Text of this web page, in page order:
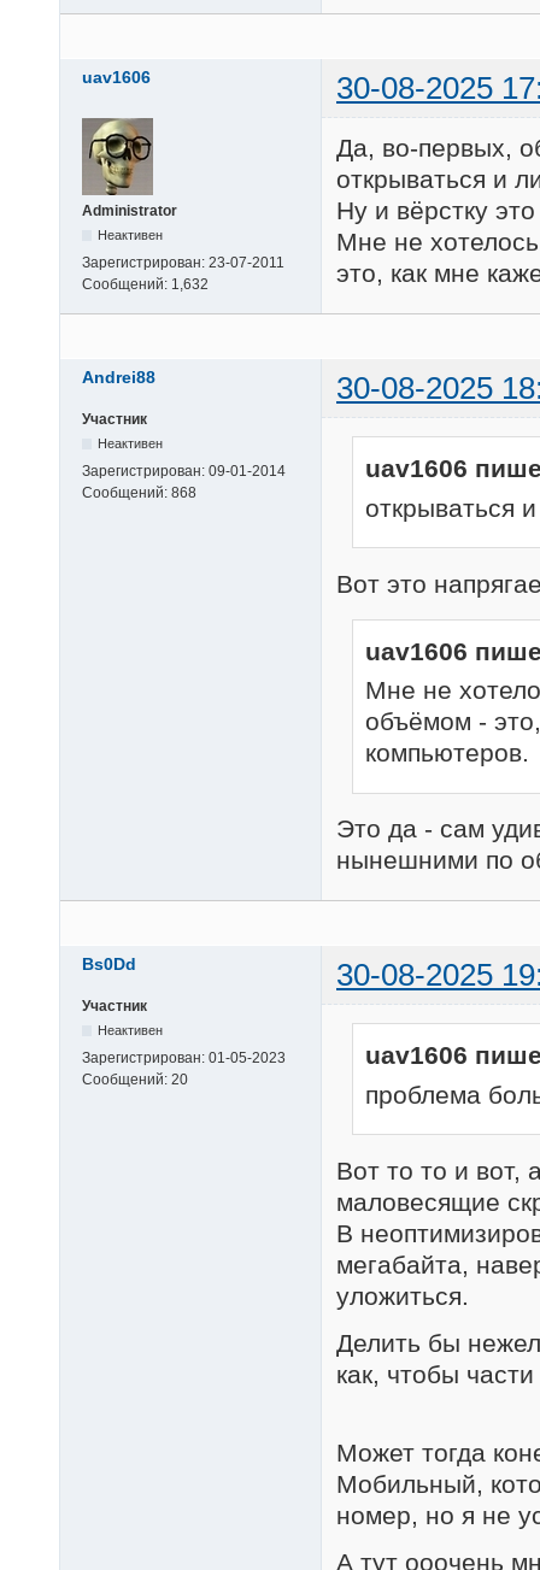
uav1606 30-08-2025
Administrator
Неактивен
Зарегистрирован: 23-07-2011
Сообщений: 1,632
Да, во-первых,
открываться и
Ну и вёрстку
Мне не
это, как мне
Andrei88 30-08-2025
Участник
Неактивен
Зарегистрирован: 09-01-2014
Сообщений: 868
uav1606
открываться
Вот это
uav1606
Мне не
объёмом -
компьютеров.
Это да - сам
нынешними по
Bs0Dd 30-08-2025
Участник
Неактивен
Зарегистрирован: 01-05-2023
Сообщений: 20
uav1606
проблема
Вот то то и вот,
маловесящие
В
мегабайта,
уложиться.
Делить бы
как, чтобы
Может тогда
Мобильный,
номер, но я не
А тут ооочень